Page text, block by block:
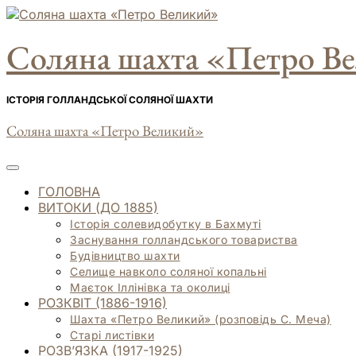
Skip
content
Соляна шахта «Петро
ІСТОРІЯ ГОЛЛАНДСЬКОЇ СОЛЯНОЇ ШАХТИ
Соляна шахта «Петро Великий»
ГОЛОВНА
ВИТОКИ (ДО 1885)
Історія солевидобутку в Бахмуті
Заснування голландського товариства
Будівництво шахти
Селище навколо соляної копальні
Маєток Іллінівка та околиці
РОЗКВІТ (1886-1916)
Шахта «Петро Великий» (розповідь С. Меча)
Старі листівки
РОЗВ’ЯЗКА (1917-1925)